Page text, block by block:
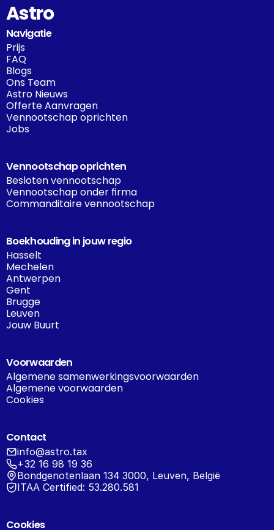
Astro
Navigatie
Prijs
FAQ
Blogs
Ons Team
Astro Nieuws
Offerte Aanvragen
Vennootschap oprichten
Jobs
Vennootschap oprichten
Besloten vennootschap
Vennootschap onder firma
Commanditaire vennootschap
Boekhouding in jouw regio
Hasselt
Mechelen
Antwerpen
Gent
Brugge
Leuven
Jouw Buurt
Voorwaarden
Algemene samenwerkingsvoorwaarden
Algemene voorwaarden
Cookies
Contact
info@astro.tax
+32 16 98 19 36
Bondgenotenlaan 134 3000, Leuven, België
ITAA Certified: 53.280.581
Cookies